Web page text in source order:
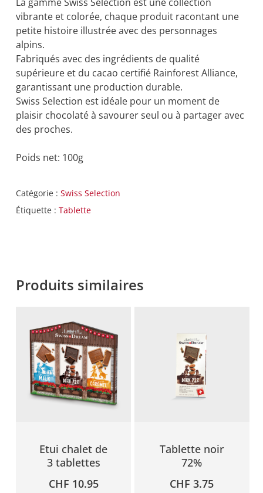
Catégorie : Swiss Selection
Étiquette : Tablette
vibrante et colorée, chaque produit racontant une
petite histoire illustrée avec des personnages
alpins.
Fabriqués avec des ingrédients de qualité
supérieure et du cacao certifié Rainforest Alliance,
garantissant une production durable.
Swiss Selection est idéale pour un moment de
plaisir chocolaté à savourer seul ou à partager avec
des proches.
Poids net: 100g
Produits similaires
Etui chalet de
3 tablettes
CHF 10.95
Tablette noir
72%
CHF 3.75